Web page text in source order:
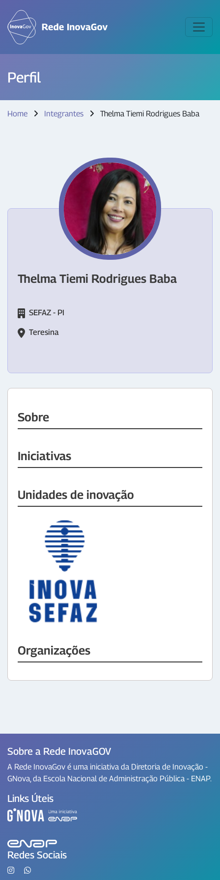
Perfil
Home Integrantes Thelma Tiemi Rodrigues Baba
Thelma Tiemi Rodrigues Baba
SEFAZ - PI
Teresina
Sobre
Iniciativas
Unidades de inovação
Organizações
Sobre a Rede InovaGOV
A Rede InovaGov é uma iniciativa da Diretoria de Inovação -
GNova, da Escola Nacional de Administração Pública - ENAP.
Links Úteis
Redes Sociais